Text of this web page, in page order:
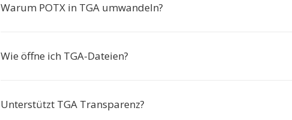
Warum POTX in TGA umwandeln?
Wie öffne ich TGA-Dateien?
Unterstützt TGA Transparenz?